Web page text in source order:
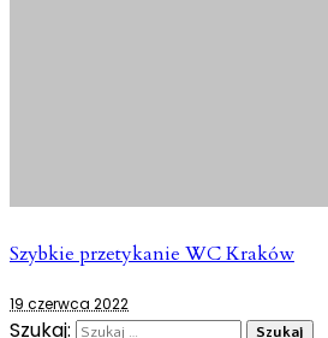
Szybkie przetykanie WC Kraków
19 czerwca 2022
Szukaj: